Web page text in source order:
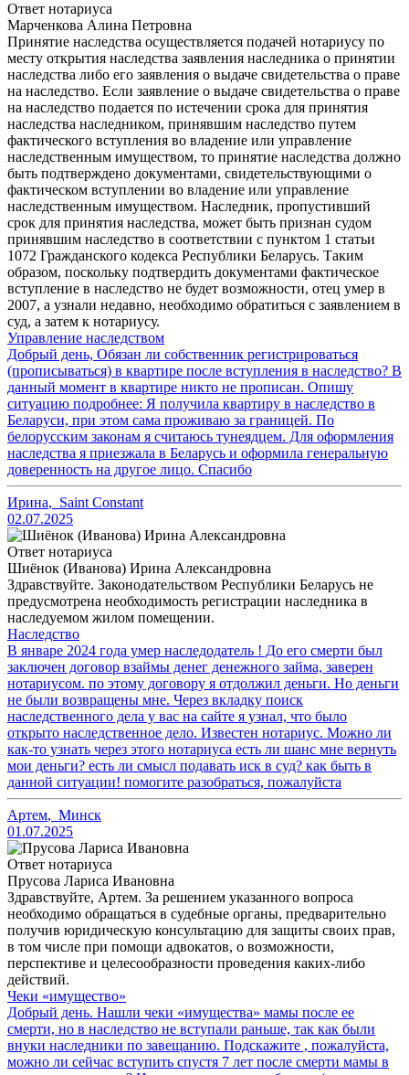
Ответ нотариуса
Марченкова Алина Петровна
Принятие наследства осуществляется подачей нотариусу по
месту открытия наследства заявления наследника о принятии
наследства либо его заявления о выдаче свидетельства о праве
на наследство. Если заявление о выдаче свидетельства о праве
на наследство подается по истечении срока для принятия
наследства наследником, принявшим наследство путем
фактического вступления во владение или управление
наследственным имуществом, то принятие наследства должно
быть подтверждено документами, свидетельствующими о
фактическом вступлении во владение или управление
наследственным имуществом. Наследник, пропустивший
срок для принятия наследства, может быть признан судом
принявшим наследство в соответствии с пунктом 1 статьи
1072 Гражданского кодекса Республики Беларусь. Таким
образом, поскольку подтвердить документами фактическое
вступление в наследство не будет возможности, отец умер в
2007, а узнали недавно, необходимо обратиться с заявлением в
суд, а затем к нотариусу.
Управление наследством
Добрый день, Обязан ли собственник регистрироваться
(прописываться) в квартире после вступления в наследство? В
данный момент в квартире никто не прописан. Опишу
ситуацию подробнее: Я получила квартиру в наследство в
Беларуси, при этом сама проживаю за границей. По
белорусским законам я считаюсь тунеядцем. Для оформления
наследства я приезжала в Беларусь и оформила генеральную
доверенность на другое лицо. Спасибо
Ирина, Saint Constant
02.07.2025
Ответ нотариуса
Шиёнок (Иванова) Ирина Александровна
Здравствуйте. Законодательством Республики Беларусь не
предусмотрена необходимость регистрации наследника в
наследуемом жилом помещении.
Наследство
В январе 2024 года умер наследодатель ! До его смерти был
заключен договор взаймы денег денежного займа, заверен
нотариусом. по этому договору я отдолжил деньги. Но деньги
не были возвращены мне. Через вкладку поиск
наследственного дела у вас на сайте я узнал, что было
открыто наследственное дело. Известен нотариус. Можно ли
как-то узнать через этого нотариуса есть ли шанс мне вернуть
мои деньги? есть ли смысл подавать иск в суд? как быть в
данной ситуации! помогите разобраться, пожалуйста
Артем, Минск
01.07.2025
Ответ нотариуса
Прусова Лариса Ивановна
Здравствуйте, Артем. За решением указанного вопроса
необходимо обращаться в судебные органы, предварительно
получив юридическую консультацию для защиты своих прав,
в том числе при помощи адвокатов, о возможности,
перспективе и целесообразности проведения каких-либо
действий.
Чеки «имущество»
Добрый день. Нашли чеки «имущества» мамы после ее
смерти, но в наследство не вступали раньше, так как были
внуки наследники по завещанию. Подскажите , пожалуйста,
можно ли сейчас вступить спустя 7 лет после смерти мамы в